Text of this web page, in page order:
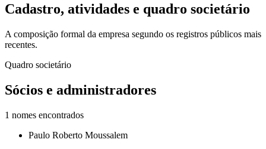
Cadastro, atividades e quadro societário
A composição formal da empresa segundo os registros públicos mais
recentes.
Quadro societário
Sócios e administradores
1 nomes encontrados
Paulo Roberto Moussalem